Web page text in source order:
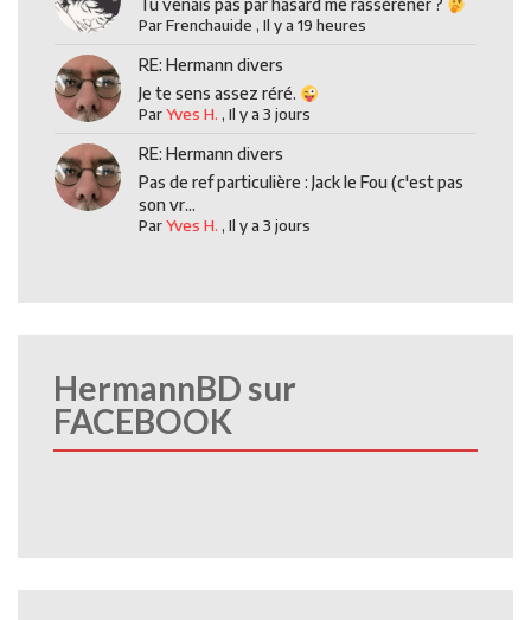
Tu venais pas par hasard me rasséréner ?
ParFrenchauide ,Il y a 19 heures
RE: Hermann divers
Je te sens assez réré.
ParYves H. ,Il y a 3 jours
RE: Hermann divers
Pas de ref particulière : Jack le Fou (c'est pas
son vr...
ParYves H. ,Il y a 3 jours
HermannBD sur
FACEBOOK